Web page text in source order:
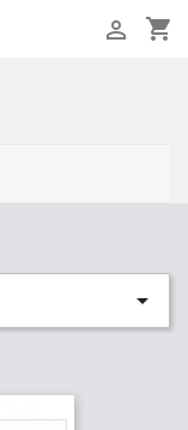
shopping_cart

